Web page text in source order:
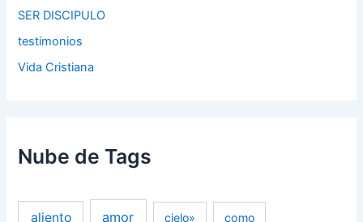
SER DISCIPULO
testimonios
Vida Cristiana
Nube de Tags
aliento amor cielo» como